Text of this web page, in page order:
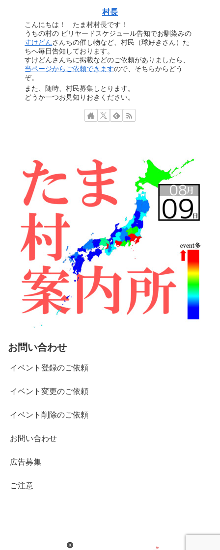
村長
こんにちは！ たま村村長です！
うちの村の ビリヤードスケジュール告知でお馴染みの
すけどんさんちの催し物など、村民（球好きさん）た
ちへ毎日告知しております。
すけどんさんちに掲載などのご依頼がありましたら、
当ページからご依頼できますので、そちらからどう
ぞ。
また、随時、村民募集しとります。
どうか一つお見知りおきください。
お問い合わせ
イベント登録のご依頼
イベント変更のご依頼
イベント削除のご依頼
お問い合わせ
広告募集
ご注意